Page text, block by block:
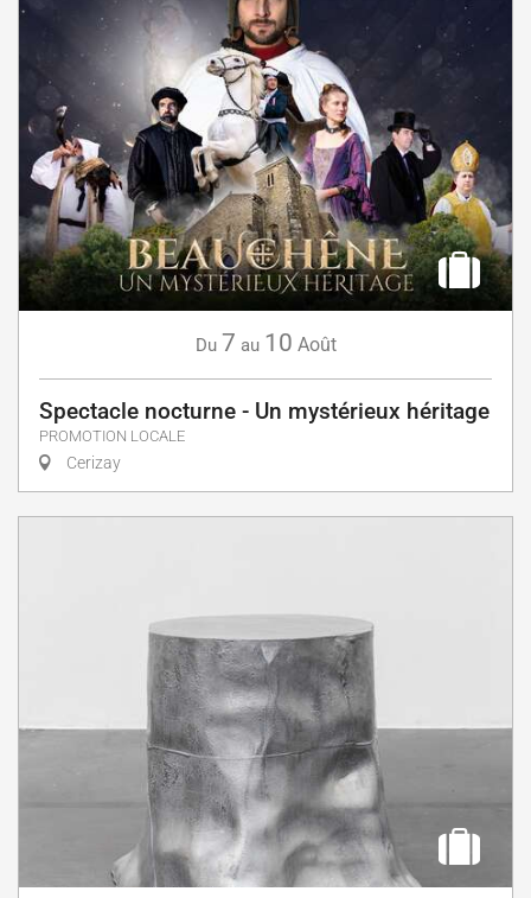
Du 7 au 10 Août
Spectacle nocturne - Un mystérieux héritage
PROMOTION LOCALE
Cerizay